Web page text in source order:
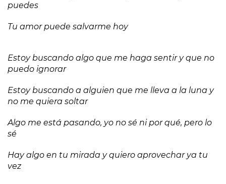
puedes
Tu amor puede salvarme hoy
Estoy buscando algo que me haga sentir y que no
puedo ignorar
Estoy buscando a alguien que me lleva a la luna y
no me quiera soltar
Algo me está pasando, yo no sé ni por qué, pero lo
sé
Hay algo en tu mirada y quiero aprovechar ya tu
vez